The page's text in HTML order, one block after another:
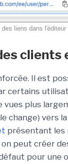
liens dans
clients
Il est
certains
plus
change) vers
présentant les
on peut créer
pour une